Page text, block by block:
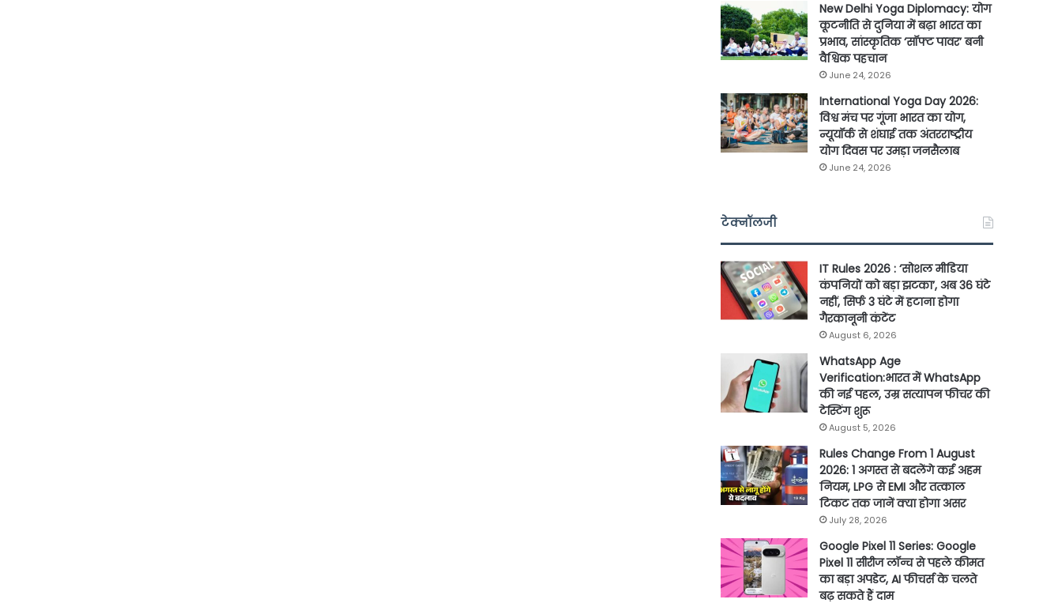
New Delhi Yoga Diplomacy: योग
कूटनीति से दुनिया में बढ़ा भारत का
प्रभाव, सांस्कृतिक ‘सॉफ्ट पावर’ बनी
वैश्विक पहचान
June 24, 2026
International Yoga Day 2026:
विश्व मंच पर गूंजा भारत का योग,
न्यूयॉर्क से शंघाई तक अंतरराष्ट्रीय
योग दिवस पर उमड़ा जनसैलाब
June 24, 2026
टेक्नॉलजी
IT Rules 2026 : ‘सोशल मीडिया
कंपनियों को बड़ा झटका’, अब 36 घंटे
नहीं, सिर्फ 3 घंटे में हटाना होगा
गैरकानूनी कंटेंट
August 6, 2026
WhatsApp Age
Verification:भारत में WhatsApp
की नई पहल, उम्र सत्यापन फीचर की
टेस्टिंग शुरू
August 5, 2026
Rules Change From 1 August
2026: 1 अगस्त से बदलेंगे कई अहम
नियम, LPG से EMI और तत्काल
टिकट तक जानें क्या होगा असर
July 28, 2026
Google Pixel 11 Series: Google
Pixel 11 सीरीज लॉन्च से पहले कीमत
का बड़ा अपडेट, AI फीचर्स के चलते
बढ़ सकते हैं दाम